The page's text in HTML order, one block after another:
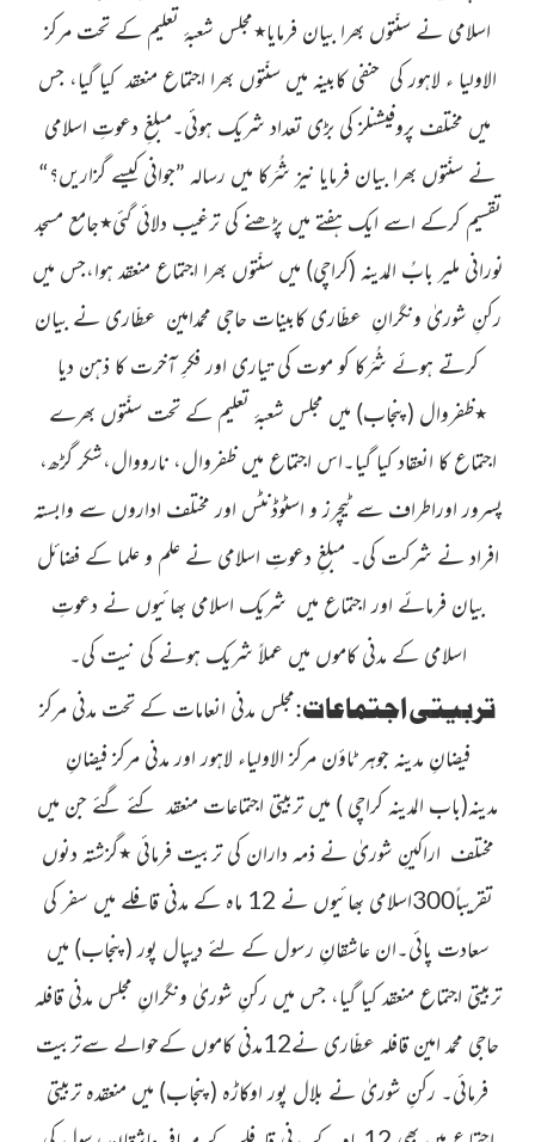
اسلامی نے سنّتوں بھرا بیان فرمایا٭مجلس شعبۂ تعلیم کےتحتمرکز
الاولیا ء لاہورکی حنفی کابینہ میں سنّتوں بھرا اجتماع منعقدکیا گیا، جس
میں مختلف پروفیشنلز کی بڑی تعداد شریک ہوئی۔مبلغِ دعوتِ اسلامی
نے سنّتوں بھرا بیان فرمایا نیز شُرَکا میں رسالہ ”جوانی کیسے گزاریں؟“
تقسیم کرکے اسے ایک ہفتے میں پڑھنے کی ترغیب دلائی گئی٭جامع مسجد
نورانی ملیر بابُ المدینہ (کراچی) میںسنّتوں بھرا اجتماع منعقد ہوا،جس میں
رکنِ شوریٰ ونگرانِ عطّاریکابینات حاجی محمدامین عطّاری نے بیان
کرتے ہوئے شُرَکا کو موت کی تیاری اور فکرِ آخرت کا ذہن دیا
٭ظفروال (پنجاب) میں مجلس شعبۂ تعلیم کے تحت سنّتوں بھرے
اجتماع کا انعقاد کیا گیا۔اس اجتماع میں ظفروال، نارووال،شکر گڑھ،
پسرور اوراطراف سے ٹیچرز و اسٹوڈنٹس اور مختلف اداروں سے وابستہ
افراد نے شرکت کی۔ مبلغِ دعوتِ اسلامی نے علم و علما کے فضائل
بیان فرمائے اور اجتماع میں شریک اسلامی بھائیوں نے دعوتِ
اسلامی کے مدنی کاموں میں عملاً شریک ہونے کی نیت کی۔
تربیتی اجتماعات:مجلس مدنی انعامات کے تحت مدنی مرکز
فیضانِ مدینہ جوہر ٹاؤن مرکز الاولیاء لاہور اور مدنی مرکز فیضانِ
مدینہ(باب المدینہ کراچی ) میں تربیتی اجتماعات منعقد کئے گئے جن میں
مختلف اراکینِ شوریٰ نے ذمہ داران کی تربیت فرمائی ٭گزشتہ دنوں
تقریباً300اسلامی بھائیوں نے 12 ماہ کے مدنی قافلے میں
سفر کی
سعادت پائی۔ان عاشقانِ رسول کے لئے دیپال پور(پنجاب) میں
تربیتی اجتماع منعقد کیا گیا، جس میں رکنِ شوریٰ ونگرانِ مجلس مدنی قافلہ
حاجی محمد امین قافلہ عطّارینے12مدنی کاموں کے
حوالے سےتربیت
فرمائی۔ رکنِ شوریٰ نے بلال پور اوکاڑہ (پنجاب) میں منعقدہ تربیتی